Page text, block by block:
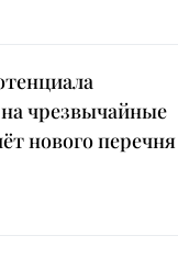
чрезвычайные
нового перечня